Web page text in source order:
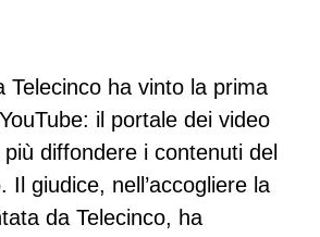
Telecinco ha vinto la prima
il portale dei video
diffondere i contenuti del
Il giudice, nell’accogliere la
da Telecinco, ha